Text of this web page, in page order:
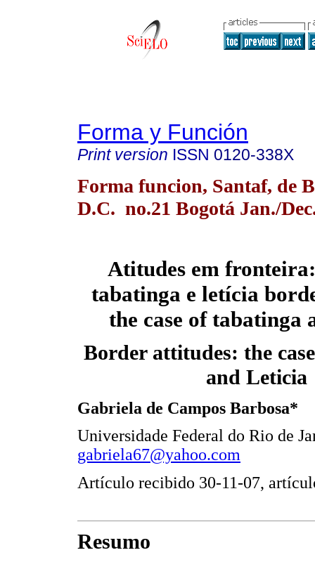
Forma y Función
Print version ISSN 0120-338X
Forma funcion, Santaf, de
D.C. no.21 Bogotá Jan./
Atitudes em
tabatinga e letícia
the case of tabatinga
Border attitudes: the
and Leticia
Gabriela de Campos Barbosa*
Universidade Federal do Rio de
gabriela67@yahoo.com
Artículo recibido 30-11-07,
Resumo